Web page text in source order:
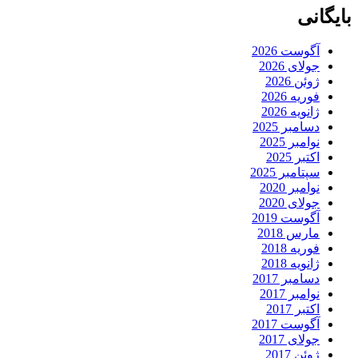
بایگانی
آگوست 2026
جولای 2026
ژوئن 2026
فوریه 2026
ژانویه 2026
دسامبر 2025
نوامبر 2025
اکتبر 2025
سپتامبر 2025
نوامبر 2020
جولای 2020
آگوست 2019
مارس 2018
فوریه 2018
ژانویه 2018
دسامبر 2017
نوامبر 2017
اکتبر 2017
آگوست 2017
جولای 2017
ژوئن 2017